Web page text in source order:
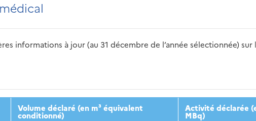
informations à jour (au 31 décembre de l’année sélectionnée)
2016 2017 2018 2019
Volume déclaré (en m³ équivalent
conditionné)
Activité déclarée
MBq)